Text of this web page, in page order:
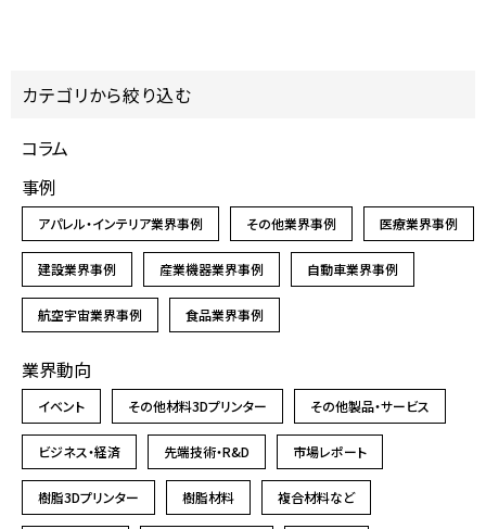
カテゴリから絞り込む
コラム
事例
アパレル・インテリア業界事例 その他業界事例 医療業界事例
建設業界事例 産業機器業界事例 自動車業界事例
航空宇宙業界事例 食品業界事例
業界動向
イベント その他材料3Dプリンター その他製品・サービス
ビジネス・経済 先端技術・R&D 市場レポート
樹脂3Dプリンター 樹脂材料 複合材料など